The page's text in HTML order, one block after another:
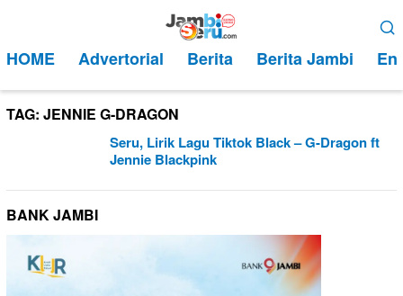
kontenMobile
HOME Advertorial Berita Berita Jambi
TAG: JENNIE G-DRAGON
Seru, Lirik Lagu Tiktok Black – G-Dragon ft
Jennie Blackpink
BANK JAMBI